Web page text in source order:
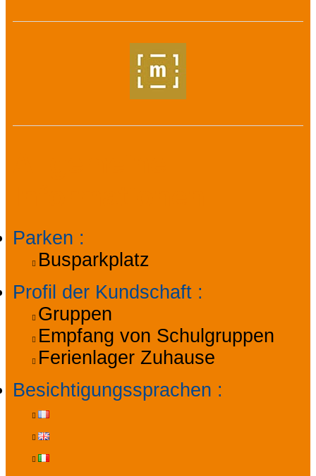
Parken :
Busparkplatz
Profil der Kundschaft :
Gruppen
Empfang von Schulgruppen
Ferienlager Zuhause
Besichtigungssprachen :